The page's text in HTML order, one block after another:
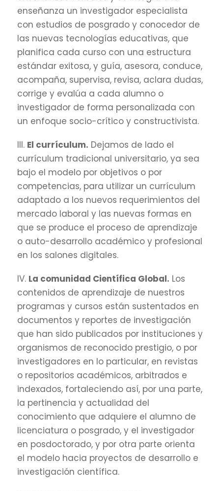
enseñanza un investigador especialista
con estudios de posgrado y conocedor de
las nuevas tecnologías educativas, que
planifica cada curso con una estructura
estándar exitosa, y guía, asesora, conduce,
acompaña, supervisa, revisa, aclara dudas,
corrige y evalúa a cada alumno o
investigador de forma personalizada con
un enfoque socio-crítico y constructivista.
III. El currículum. Dejamos de lado el
currículum tradicional universitario, ya sea
bajo el modelo por objetivos o por
competencias, para utilizar un currículum
adaptado a los nuevos requerimientos del
mercado laboral y las nuevas formas en
que se produce el proceso de aprendizaje
o auto-desarrollo académico y profesional
en los salones digitales.
IV. La comunidad Científica Global. Los
contenidos de aprendizaje de nuestros
programas y cursos están sustentados en
documentos y reportes de investigación
que han sido publicados por instituciones y
organismos de reconocido prestigio, o por
investigadores en lo particular, en revistas
o repositorios académicos, arbitrados e
indexados, fortaleciendo así, por una parte,
la pertinencia y actualidad del
conocimiento que adquiere el alumno de
licenciatura o posgrado, y el investigador
en posdoctorado, y por otra parte orienta
el modelo hacia proyectos de desarrollo e
investigación científica.